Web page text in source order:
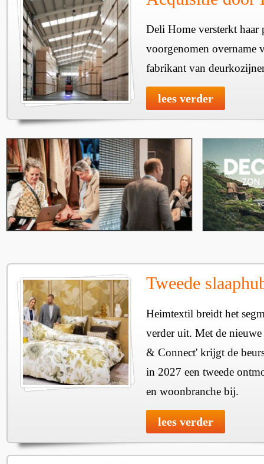
Deli Home versterkt haar
voorgenomen overname
fabrikant van
lees verder
Tweede
Heimtextil breidt het
verder uit. Met de
& Connect' krijgt de
in 2027 een tweede
en woonbranche bij.
lees verder